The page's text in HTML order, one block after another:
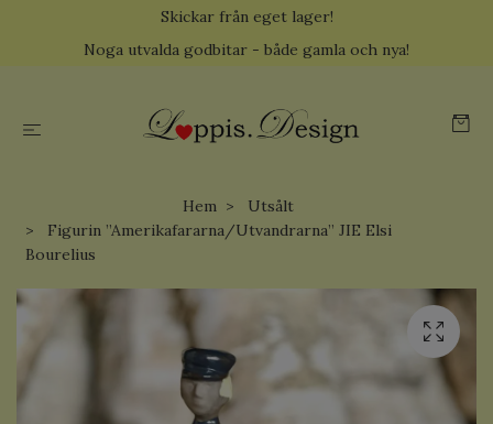
Skickar från eget lager!
Noga utvalda godbitar - både gamla och nya!
Hem
Utsålt
Figurin ”Amerikafararna/Utvandrarna” JIE Elsi
Bourelius